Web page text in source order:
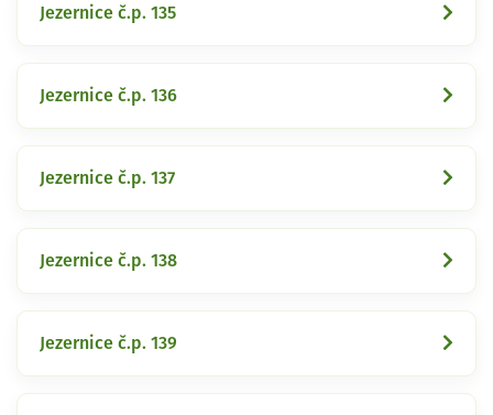
Jezernice č.p. 135
Jezernice č.p. 136
Jezernice č.p. 137
Jezernice č.p. 138
Jezernice č.p. 139